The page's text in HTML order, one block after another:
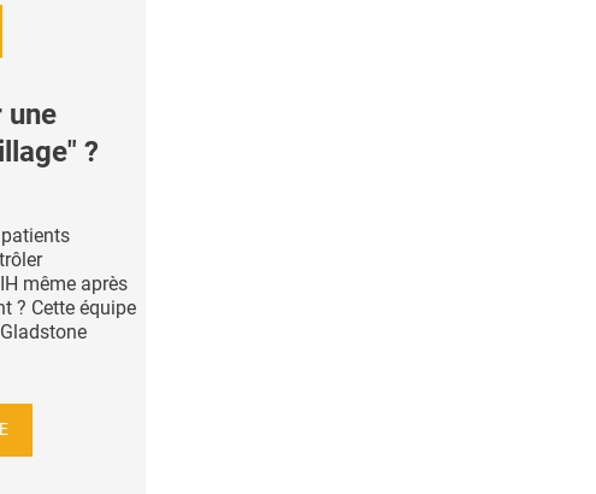
une
?
même après
? Cette équipe